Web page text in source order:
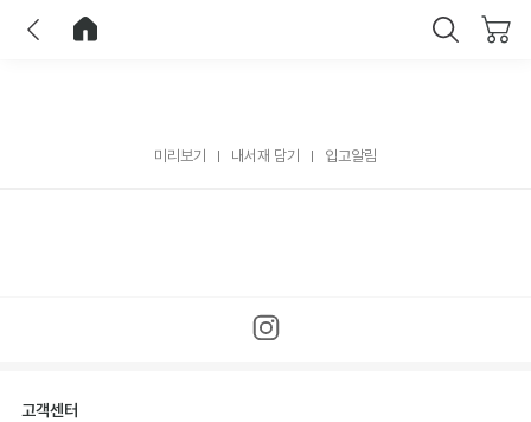
미리보기 내서재 담기 입고알림
고객센터